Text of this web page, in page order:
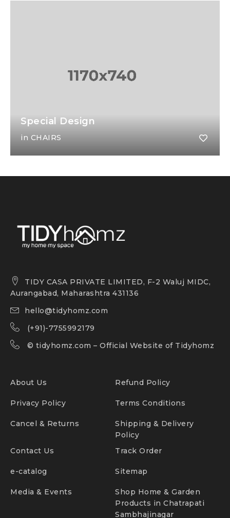
Special Design
in CHAIRS
TIDY CASA PRIVATE LIMITED, F-2 Waluj MIDC,
Aurangabad, Maharashtra 431136
hello@tidyhomz.com
(+91)-7755992179
© tidyhomz.com – Official Website of Tidyhomz
About Us Refund Policy
Privacy Policy Terms Conditions
Cancel & Returns
Shipping & Delivery
Policy
Contact Us
Track Order
e-catalog Sitemap
Media & Events
Shop Home & Garden
Products in Chatrapati
Sambhajinagar